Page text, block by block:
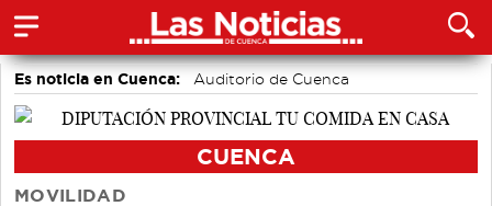
Es noticia en Cuenca: Auditorio de Cuenca
CUENCA
MOVILIDAD